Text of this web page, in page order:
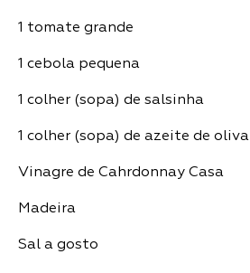
1 tomate grande
1 cebola pequena
1 colher (sopa) de salsinha
1 colher (sopa) de azeite de oliva
Vinagre de Cahrdonnay Casa
Madeira
Sal a gosto